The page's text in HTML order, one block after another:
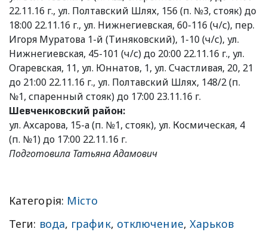
22.11.16 г., ул. Полтавский Шлях, 156 (п. №3, стояк) до
18:00 22.11.16 г., ул. Нижнегиевская, 60-116 (ч/с), пер.
Игоря Муратова 1-й (Тиняковский), 1-10 (ч/с), ул.
Нижнегиевская, 45-101 (ч/с) до 20:00 22.11.16 г., ул.
Огаревская, 11, ул. Юннатов, 1, ул. Счастливая, 20, 21
до 21:00 22.11.16 г., ул. Полтавский Шлях, 148/2 (п.
№1, спаренный стояк) до 17:00 23.11.16 г.
Шевченковский район:
ул. Ахсарова, 15-а (п. №1, стояк), ул. Космическая, 4
(п. №1) до 17:00 22.11.16 г.
Подготовила Татьяна Адамович
Категорія: Місто
Теги: вода, график, отключение, Харьков